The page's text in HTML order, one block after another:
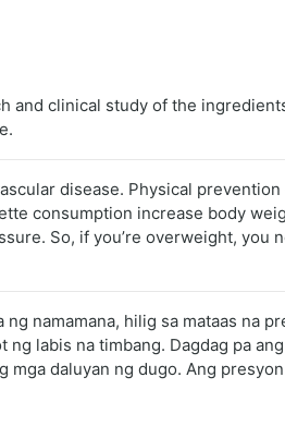
and clinical study of the
disease. Physical
consumption increase body
So, if you’re overweight, you
namamana, hilig sa mataas na
labis na timbang. Dagdag pa
daluyan ng dugo. Ang